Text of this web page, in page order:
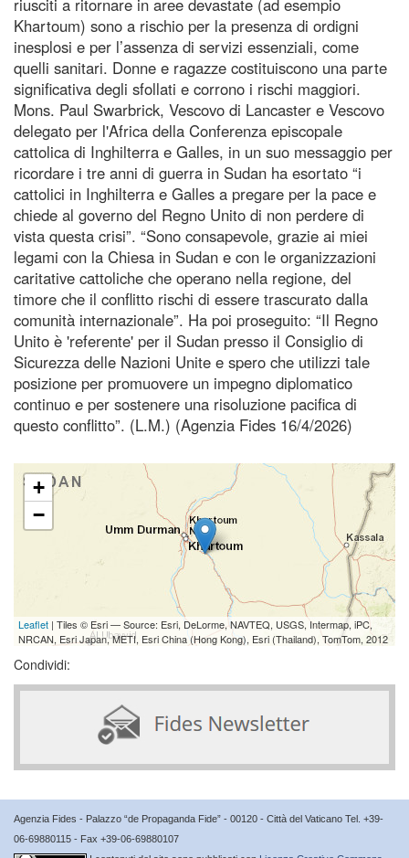
riusciti a ritornare in aree devastate (ad esempio
Khartoum) sono a rischio per la presenza di ordigni
inesplosi e per l’assenza di servizi essenziali, come
quelli sanitari. Donne e ragazze costituiscono una parte
significativa degli sfollati e corrono i rischi maggiori.
Mons. Paul Swarbrick, Vescovo di Lancaster e Vescovo
delegato per l'Africa della Conferenza episcopale
cattolica di Inghilterra e Galles, in un suo messaggio per
ricordare i tre anni di guerra in Sudan ha esortato “i
cattolici in Inghilterra e Galles a pregare per la pace e
chiede al governo del Regno Unito di non perdere di
vista questa crisi”. “Sono consapevole, grazie ai miei
legami con la Chiesa in Sudan e con le organizzazioni
caritative cattoliche che operano nella regione, del
timore che il conflitto rischi di essere trascurato dalla
comunità internazionale”. Ha poi proseguito: “Il Regno
Unito è 'referente' per il Sudan presso il Consiglio di
Sicurezza delle Nazioni Unite e spero che utilizzi tale
posizione per promuovere un impegno diplomatico
continuo e per sostenere una risoluzione pacifica di
questo conflitto”. (L.M.) (Agenzia Fides 16/4/2026)
+
−
Leaflet | Tiles © Esri — Source: Esri, DeLorme, NAVTEQ, USGS, Intermap, iPC,
NRCAN, Esri Japan, METI, Esri China (Hong Kong), Esri (Thailand), TomTom, 2012
Condividi:
Agenzia Fides - Palazzo “de Propaganda Fide” - 00120 - Città del Vaticano Tel. +39-
06-69880115 - Fax +39-06-69880107